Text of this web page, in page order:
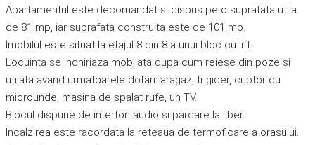
Apartamentul este decomandat si dispus pe o suprafata utila
de 81 mp, iar suprafata construita este de 101 mp.
Imobilul este situat la etajul 8 din 8 a unui bloc cu lift.
Locuinta se inchiriaza mobilata dupa cum reiese din poze si
utilata avand urmatoarele dotari: aragaz, frigider, cuptor cu
microunde, masina de spalat rufe, un TV.
Blocul dispune de interfon audio si parcare la liber.
Incalzirea este racordata la reteaua de termoficare a orasului.